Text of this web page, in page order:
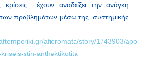
κρίσεις έχουν αναδείξει την ανάγκη
προβλημάτων μέσω της συστημικής
afieromata/story/1743903/apo-
stin-anthektikotita